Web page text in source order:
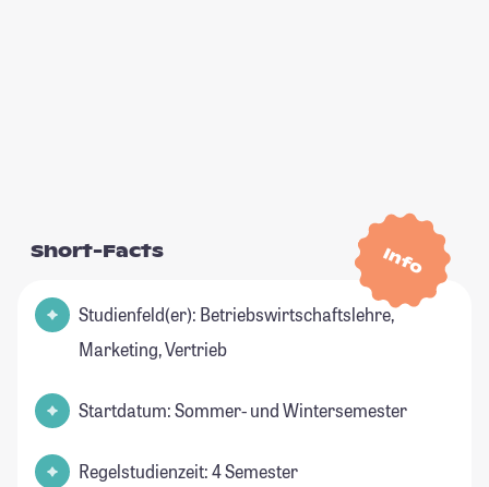
Info
Short-Facts
Studienfeld(er): Betriebswirtschaftslehre,
Marketing, Vertrieb
Startdatum: Sommer- und Wintersemester
Regelstudienzeit: 4 Semester